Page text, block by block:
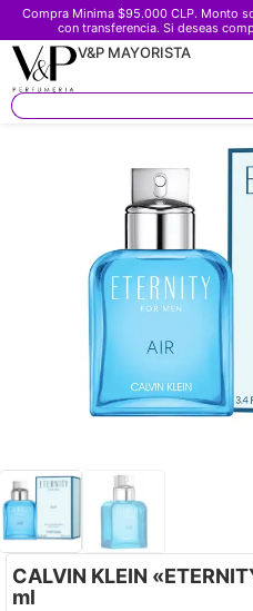
Compra Minima $95.000 CLP. Monto
con transferencia. Si deseas
V&P MAYORISTA
CALVIN KLEIN
ml